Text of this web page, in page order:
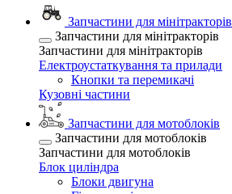
Запчастини для мінітракторів
Запчастини для мінітракторів
Запчастини для мінітракторів
Електроустаткування та прилади
Кнопки та перемикачі
Кузовні частини
Запчастини для мотоблоків
Запчастини для мотоблоків
Запчастини для мотоблоків
Блок циліндра
Блоки двигуна